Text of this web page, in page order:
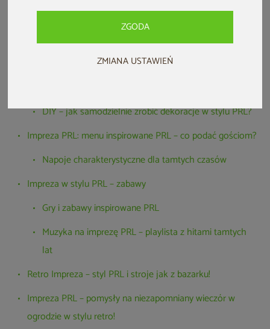
ZGODA
ZMIANA USTAWIEŃ
Spis treści:
Impreza w stylu PRL – czy to dobry pomysł?
DIY – jak samodzielnie zrobić dekoracje w stylu PRL?
Impreza PRL: menu inspirowane PRL – co podać gościom?
Napoje charakterystyczne dla tamtych czasów
Impreza w stylu PRL – zabawy
Gry i zabawy inspirowane PRL
Muzyka na imprezę PRL – playlista z hitami tamtych
lat
Retro Impreza – styl PRL i stroje jak z bazarku!
Impreza PRL – pomysły na niezapomniany wieczór w
ogrodzie w stylu retro!